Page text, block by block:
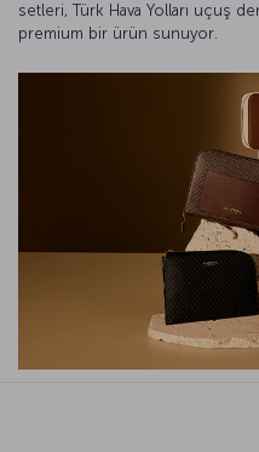
setleri, Türk Hava Yolları uçuş
premium bir ürün sunuyor.